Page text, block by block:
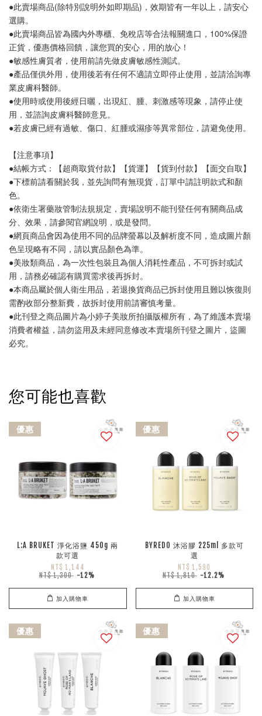
●此賣場商品(除特別說明外如即期品)，效期皆有一年以上，請安心
選購。
●此賣場商品皆為國內外專櫃、免稅店等合法報關進口，100%保證
正貨，優惠價格回饋，讓您買的安心，用的放心！
●敏感性膚質者，使用前請先做皮膚敏感性測試。
●產品僅供外用，使用後若有任何不適請立即停止使用，並請洽詢專
業皮膚科醫師。
●使用時或使用後經日曬，出現紅、腫、刺激感等現象，請停止使
用，並諮詢皮膚科醫師意見。
●若皮膚已經有過敏、傷口、紅腫或濕疹等異常部位，請避免使用。
【注意事項】
●結帳方式：【超商取貨付款】【貨運】【貨到付款】【面交自取】
●下標前請看關於我，並先詢問有無現貨，訂單中請註明款式和顏
色。
●依衛生署藥妝管制法規規定，賣場說明不能刊登任何有關商品成
分、效果，請參閱官網說明，或是發問。
●網頁商品會因為使用不同的品牌螢幕以及解析度不同，造成圖片顏
色呈現略有不同，請以實品顏色為準。
●美妝類商品，為一次性包裝且為個人消耗性產品，不可拆封或試
用，請務必確認有購買需求後再拆封。
●本商品屬於個人衛生用品，若退換貨商品已拆封使用且難以恢復則
需酌收部分整新費，故拆封使用前請審慎考量。
●此刊登之商品圖片為小婷子美妝所拍攝版權所有，為了維護本賣場
消費者權益，請勿盜用及未經同意修改本賣場所刊登之圖片，盜圖
必究。
您可能也喜歡
優惠
L:A BRUKET 淨化浴鹽 450g 兩
款可選
NT$ 1,144
NT$ 1,300 -12%
加入購物車
優惠
BYREDO 沐浴膠 225ml 多款可
選
NT$ 1,590
NT$ 1,810 -12.2%
加入購物車
優惠 優惠